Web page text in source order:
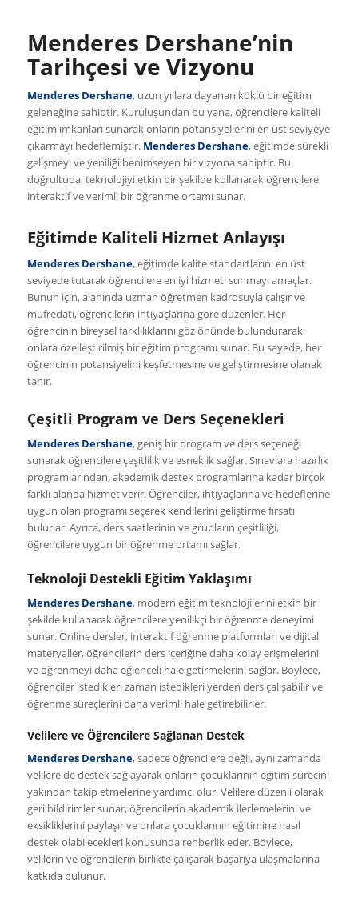
Menderes Dershane’nin
Tarihçesi ve Vizyonu
Menderes Dershane, uzun yıllara dayanan köklü bir eğitim
geleneğine sahiptir. Kuruluşundan bu yana, öğrencilere kaliteli
eğitim imkanları sunarak onların potansiyellerini en üst seviyeye
çıkarmayı hedeflemiştir. Menderes Dershane, eğitimde sürekli
gelişmeyi ve yeniliği benimseyen bir vizyona sahiptir. Bu
doğrultuda, teknolojiyi etkin bir şekilde kullanarak öğrencilere
interaktif ve verimli bir öğrenme ortamı sunar.
Eğitimde Kaliteli Hizmet Anlayışı
Menderes Dershane, eğitimde kalite standartlarını en üst
seviyede tutarak öğrencilere en iyi hizmeti sunmayı amaçlar.
Bunun için, alanında uzman öğretmen kadrosuyla çalışır ve
müfredatı, öğrencilerin ihtiyaçlarına göre düzenler. Her
öğrencinin bireysel farklılıklarını göz önünde bulundurarak,
onlara özelleştirilmiş bir eğitim programı sunar. Bu sayede, her
öğrencinin potansiyelini keşfetmesine ve geliştirmesine olanak
tanır.
Çeşitli Program ve Ders Seçenekleri
Menderes Dershane, geniş bir program ve ders seçeneği
sunarak öğrencilere çeşitlilik ve esneklik sağlar. Sınavlara hazırlık
programlarından, akademik destek programlarına kadar birçok
farklı alanda hizmet verir. Öğrenciler, ihtiyaçlarına ve hedeflerine
uygun olan programı seçerek kendilerini geliştirme fırsatı
bulurlar. Ayrıca, ders saatlerinin ve grupların çeşitliliği,
öğrencilere uygun bir öğrenme ortamı sağlar.
Teknoloji Destekli Eğitim Yaklaşımı
Menderes Dershane, modern eğitim teknolojilerini etkin bir
şekilde kullanarak öğrencilere yenilikçi bir öğrenme deneyimi
sunar. Online dersler, interaktif öğrenme platformları ve dijital
materyaller, öğrencilerin ders içeriğine daha kolay erişmelerini
ve öğrenmeyi daha eğlenceli hale getirmelerini sağlar. Böylece,
öğrenciler istedikleri zaman istedikleri yerden ders çalışabilir ve
öğrenme süreçlerini daha verimli hale getirebilirler.
Velilere ve Öğrencilere Sağlanan Destek
Menderes Dershane, sadece öğrencilere değil, aynı zamanda
velilere de destek sağlayarak onların çocuklarının eğitim sürecini
yakından takip etmelerine yardımcı olur. Velilere düzenli olarak
geri bildirimler sunar, öğrencilerin akademik ilerlemelerini ve
eksikliklerini paylaşır ve onlara çocuklarının eğitimine nasıl
destek olabilecekleri konusunda rehberlik eder. Böylece,
velilerin ve öğrencilerin birlikte çalışarak başarıya ulaşmalarına
katkıda bulunur.